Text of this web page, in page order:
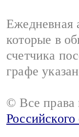
Ежедневная
которые в
счетчика
графе
© Все права